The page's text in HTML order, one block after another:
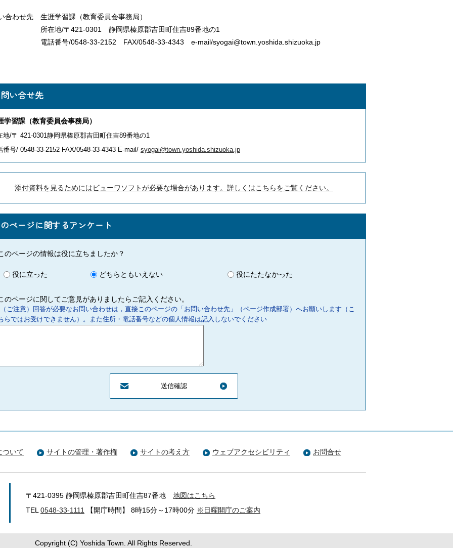
合わせ先 生涯学習課（教育委員会事務局）
地/〒421-0301 静岡県榛原郡吉田町住吉89番地の1
番号/0548-33-2152 FAX/0548-33-4343 e-mail/syogai@town.yoshida.shizuoka.jp
い合せ先
学習課（教育委員会事務局）
地/〒 421-0301静岡県榛原郡吉田町住吉89番地の1
番号/ 0548-33-2152 FAX/0548-33-4343 E-mail/ syogai@town.yoshida.shizuoka.jp
添付資料を見るためにはビューワソフトが必要な場合があります。詳しくはこちらをご覧ください。
ページに関するアンケート
のページの情報は役に立ちましたか？
役に立った どちらともいえない 役にたたなかった
のページに関してご意見がありましたらご記入ください。
（ご注意）回答が必要なお問い合わせは，直接このページの「お問い合わせ先」（ページ作成部署）へお願いします（こ
らではお受けできません）。また住所・電話番号などの個人情報は記入しないでください
ついて サイトの管理・著作権 サイトの考え方 ウェブアクセシビリティ お問合せ
〒421-0395 静岡県榛原郡吉田町住吉87番地 地図はこちら
TEL 0548-33-1111 【開庁時間】 8時15分～17時00分 ※日曜開庁のご案内
Copyright (C) Yoshida Town. All Rights Reserved.